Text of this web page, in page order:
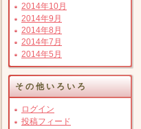
2014年10月
2014年9月
2014年8月
2014年7月
2014年5月
その他いろいろ
ログイン
投稿フィード